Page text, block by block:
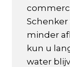
minder
kun u
water